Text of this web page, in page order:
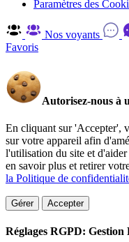
Paramètres des
Nos voyants
Favoris
Autorisez-nous à
En cliquant sur 'Accepter',
sur votre appareil afin
l'utilisation du site et
en savoir plus et retirer
la Politique de
Gérer Accepter
Réglages RGPD: Gestion